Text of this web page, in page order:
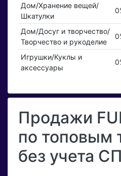
Дом/Хранение вещей/
Шкатулки
Дом/Досуг и творчество/
Творчество и рукоделие
Игрушки/Куклы и
аксессуары
Продажи
по топовым
без учета